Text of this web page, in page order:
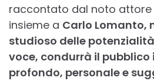
raccontato dal noto attore
insieme a Carlo Lomanto,
studioso delle
voce, condurrà il pubblico
profondo, personale e